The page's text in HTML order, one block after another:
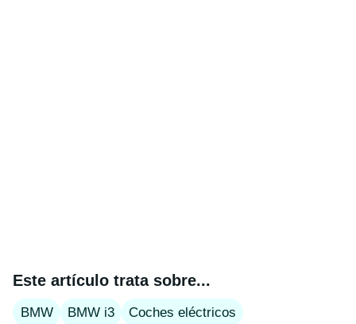
Este artículo trata sobre...
BMW BMW i3 Coches eléctricos